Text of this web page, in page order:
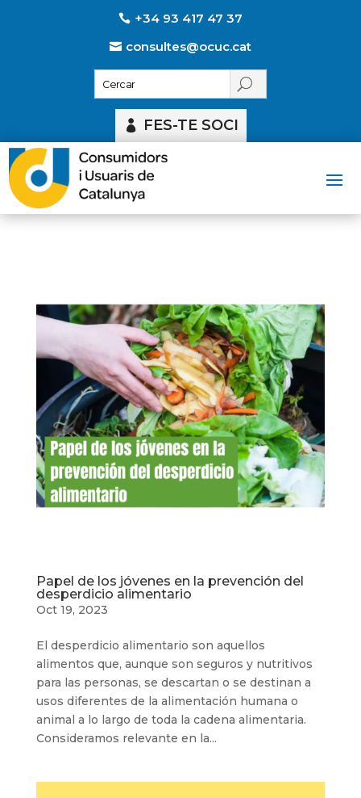
+34 93 417 47 37
consultes@ocuc.cat
FES-TE SOCI
Papel de los jóvenes en la prevención del
desperdicio alimentario
Oct 19, 2023
El desperdicio alimentario son aquellos
alimentos que, aunque son seguros y nutritivos
para las personas, se descartan o se destinan a
usos diferentes de la alimentación humana o
animal a lo largo de toda la cadena alimentaria.
Consideramos relevante en la...